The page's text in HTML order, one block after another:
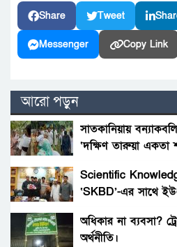
Share Tweet
Messenger Copy Link
আরো পড়ুন
সাতকানিয়ায়
‘দক্ষিণ তারুয়া একতা
Scientific
‘SKBD’-এর সাথে
অধিকার না ব্যবসা?
অর্থনীতি।